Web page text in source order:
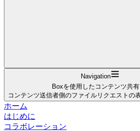
Navigation
Boxを使用したコンテンツ共有
コンテンツ送信者側のファイルリクエストの
ホーム
はじめに
コラボレーション